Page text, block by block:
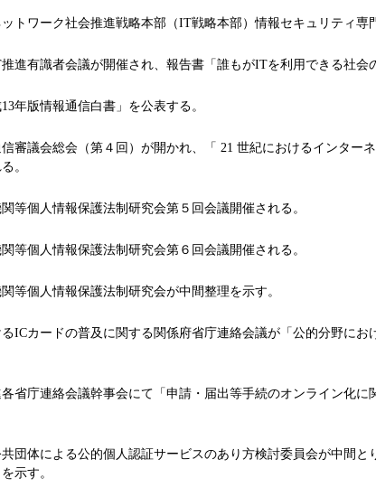
トワーク社会推進戦略本部（IT戦略本部）情報セキュリティ専
進有識者会議が開催され、報告書「誰もがITを利用できる社会
年版情報通信白書」を公表する。
審議会総会（第４回）が開かれ、「 21 世紀におけるインター
。
等個人情報保護法制研究会第５回会議開催される。
等個人情報保護法制研究会第６回会議開催される。
等個人情報保護法制研究会が中間整理を示す。
ICカードの普及に関する関係府省庁連絡会議が「公的分野にお
省庁連絡会議幹事会にて「申請・届出等手続のオンライン化
団体による公的個人認証サービスのあり方検討委員会が中間
示す。